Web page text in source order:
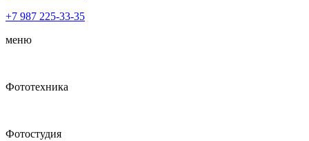
+7 987 225-33-35
меню
Фототехника
Фотостудия